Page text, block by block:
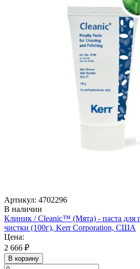
Артикул: 4702296
В наличии
Клиник / Cleanic™ (Мята) - паста для
чистки (100г), Kerr Corporation, США
Цена:
2 666 ₽
В корзину